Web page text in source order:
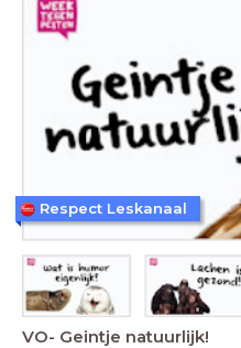
VO- Geintje natuurlijk!
Respect Leskanaal